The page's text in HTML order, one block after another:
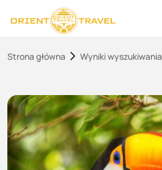
Strona główna Wyniki wyszukiwania